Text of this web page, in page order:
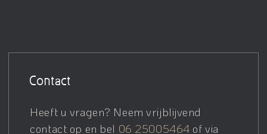
Contact
Heeft u vragen? Neem vrijblijvend
contact op en bel 06 25005464 of via